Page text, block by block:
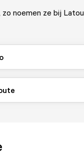
zo noemen ze bij